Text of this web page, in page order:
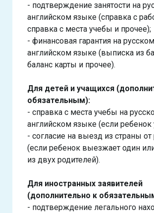
- подтверждение занятости на
английском языке (справка с
справка с места учебы и прочее);
- финансовая гарантия на
английском языке (выписка из
баланс карты и прочее).
Для детей и учащихся
обязательным):
- справка с места учебы на
английском языке (если ребенок
- согласие на выезд из страны от
(если ребенок выезжает один
из двух родителей).
Для иностранных заявителей
(дополнительно к
- подтверждение легального